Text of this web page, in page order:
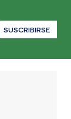
SUSCRIBIRSE